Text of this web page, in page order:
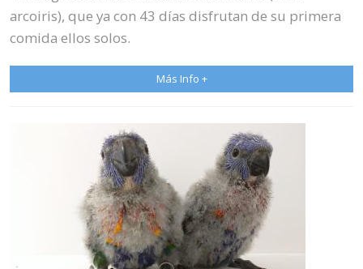
arcoiris), que ya con 43 días disfrutan de su primera
comida ellos solos.
Más Info +